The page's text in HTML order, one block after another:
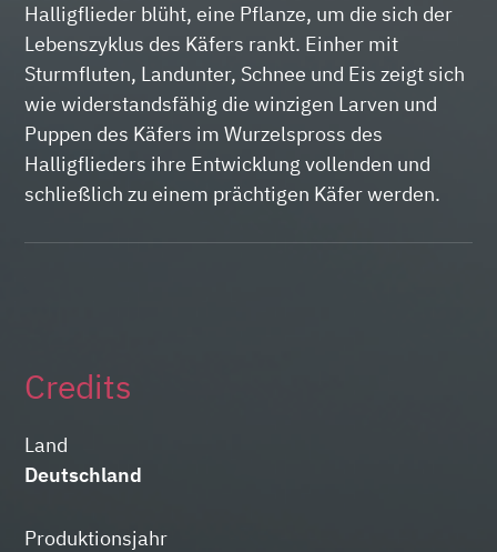
Halligflieder blüht, eine Pflanze, um die sich der
Lebenszyklus des Käfers rankt. Einher mit
Sturmfluten, Landunter, Schnee und Eis zeigt sich
wie widerstandsfähig die winzigen Larven und
Puppen des Käfers im Wurzelspross des
Halligflieders ihre Entwicklung vollenden und
schließlich zu einem prächtigen Käfer werden.
Credits
Land
Deutschland
Produktionsjahr